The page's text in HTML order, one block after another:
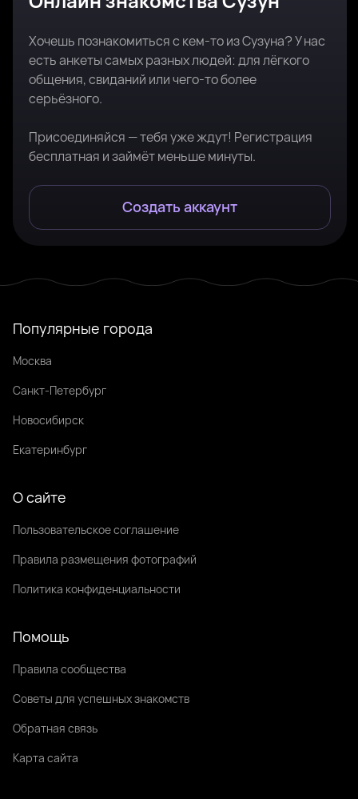
Хочешь познакомиться с кем-то из Сузуна? У нас
есть анкеты самых разных людей: для лёгкого
общения, свиданий или чего-то более
серьёзного.
Присоединяйся — тебя уже ждут! Регистрация
бесплатная и займёт меньше минуты.
Создать аккаунт
Популярные города
Москва
Санкт-Петербург
Новосибирск
Екатеринбург
О сайте
Пользовательское соглашение
Правила размещения фотографий
Политика конфиденциальности
Помощь
Правила сообщества
Советы для успешных знакомств
Обратная связь
Карта сайта